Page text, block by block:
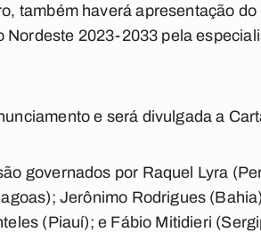
também haverá apresentação
2023-2033 pela
e será divulgada a
governados por Raquel Lyra
Jerônimo Rodrigues
(Piauí); e Fábio Mitidieri